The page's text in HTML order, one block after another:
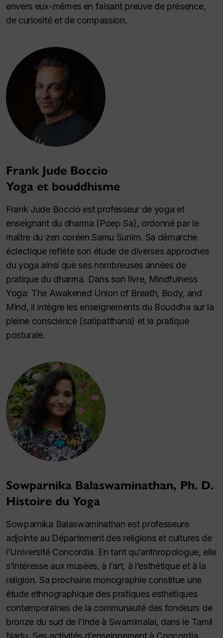
envers eux-mêmes en faisant preuve de présence,
de curiosité et de compassion.
Frank Jude Boccio
Yoga et bouddhisme
Frank Jude Boccio est professeur de yoga et
enseignant du dharma (Poep Sa), ordonné par le
maître du zen coréen Samu Sunim. Sa démarche
éclectique reflète son étude de diverses approches
du yoga ainsi que ses nombreuses années de
pratique du dharma. Dans son livre, Mindfulness
Yoga: The Awakened Union of Breath, Body, and
Mind, il intègre les enseignements du Bouddha sur la
pleine conscience (satipatthana) et la pratique
posturale.
Sowparnika Balaswaminathan, Ph. D.
Histoire du Yoga
Sowparnika Balaswaminathan est professeure
adjointe au Département des religions et cultures de
l’Université Concordia. En tant qu’anthropologue, elle
s’intéresse aux musées, à l’art, à l’esthétique et à la
religion. Sa prochaine monographie constitue une
étude ethnographique des pratiques esthétiques
contemporaines de la communauté des fondeurs de
bronze du sud de l’Inde à Swamimalai, dans le Tamil
Nadu. Ses activités d’enseignement à Concordia